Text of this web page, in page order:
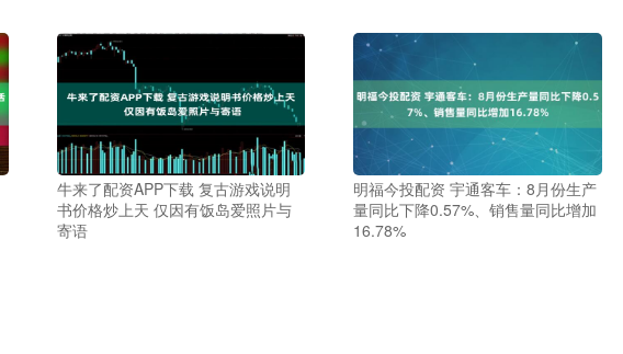
牛来了配资APP下载 复古游戏说明
书价格炒上天 仅因有饭岛爱照片与
寄语
明福今投配资 宇通客车：8月份生产
量同比下降0.57%、销售量同比增加
16.78%